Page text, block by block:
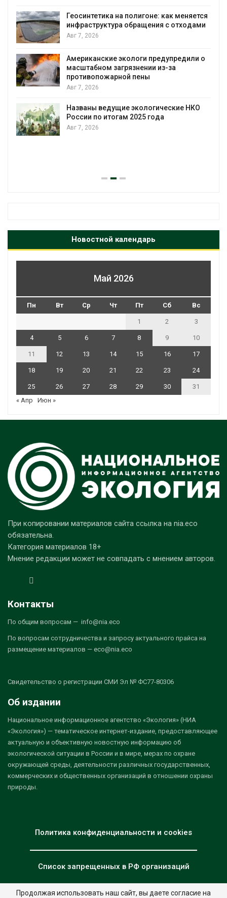
Геосинтетика на полигоне: как меняется
инфраструктура обращения с отходами
Авг 7, 2026
Американские экологи предупредили о
масштабном загрязнении из-за
противопожарной пены
Авг 7, 2026
Названы ведущие экологические НКО
России по итогам 2025 года
Авг 7, 2026
Новостной календарь
Май 2026
Пн Вт Ср Чт Пт Сб Вс
1 2 3
4 5 6 7 8 9 10
11 12 13 14 15 16 17
18 19 20 21 22 23 24
25 26 27 28 29 30
31
« Апр
Июн »
При копировании материалов сайта ссылка на nia.eco
обязательна.
Категория материалов 18+
Мнение редакции может не совпадать с мнением авторов.
Контакты
По общим вопросам — info@nia.eco
По вопросам сотрудничества и запросу актуального прайса на
размещение материалов — eco@nia.eco
Свидетельство о регистрации СМИ Эл № ФС77-80306
Об издании
Национальное информационное агентство «Экология» (НИА
«Экология») — тематическое интернет-издание, предоставляющее
актуальную и объективную новостную информацию об
экологической ситуации в России и в мире, мерах по охране
окружающей среды, деятельности различных государственных,
коммерческих и общественных организаций в отношении охраны
природы.
Политика конфиденциальности и cookies
Список запрещенных в РФ организаций
Продолжая использовать наш сайт, вы даете согласие на